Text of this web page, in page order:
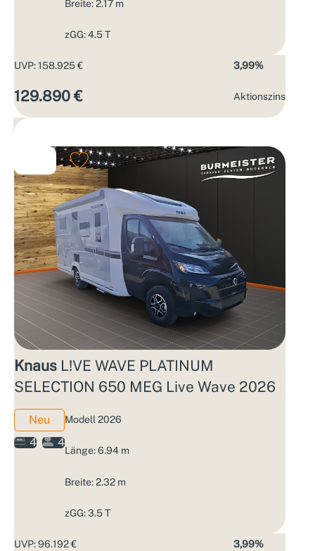
Breite: 2.17 m
zGG: 4.5 T
UVP: 158.925 €
129.890 €
3,99%
Aktions­zins
Knaus L!VE WAVE PLATINUM
SELECTION 650 MEG Live Wave 2026
Neu
4
4
Modell 2026
Länge: 6.94 m
Breite: 2.32 m
zGG: 3.5 T
UVP: 96.192 € 3,99%